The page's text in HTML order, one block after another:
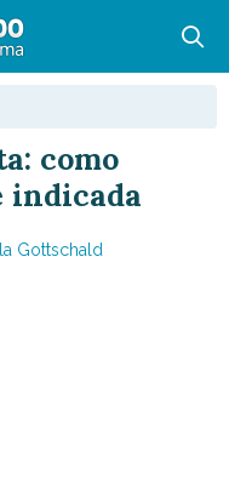
como
indicada
Gottschald